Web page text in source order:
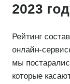
2023
Рейтинг
онлайн-
мы
которые